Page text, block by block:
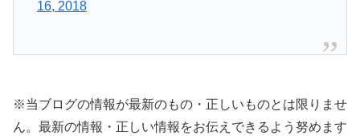
16, 2018
※当ブログの情報が最新のもの・正しいものとは限りませ
ん。最新の情報・正しい情報をお伝えできるよう努めます